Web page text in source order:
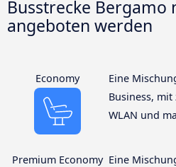
Busstrecke Bergamo
angeboten werden
Economy
Eine
Business,
WLAN und
Premium Economy Eine